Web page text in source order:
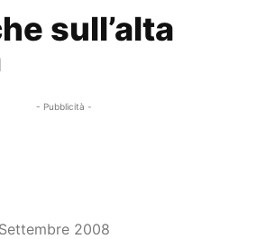
sull’alta
- Pubblicità -
2008